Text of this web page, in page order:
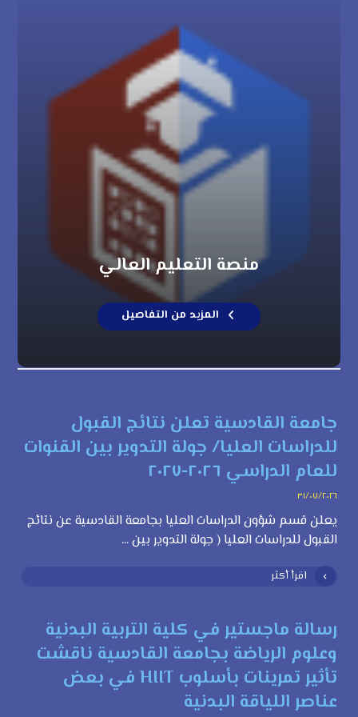
منصة التعليم العالي
المزيد من التفاصيل
جامعة القادسية تعلن نتائج القبول
للدراسات العليا/ جولة التدوير بين القنوات
للعام الدراسي ٢٠٢٦-٢٠٢٧
٣١/٠٧/٢٠٢٦
يعلن قسم شؤون الدراسات العليا بجامعة القادسية عن نتائج
القبول للدراسات العليا ( جولة التدوير بين ...
اقرأ أكثر
رسالة ماجستير في كلية التربية البدنية
وعلوم الرياضة بجامعة القادسية ناقشت
تأثير تمرينات بأسلوب HIIT في بعض
عناصر اللياقة البدنية